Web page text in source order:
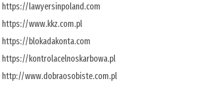
https://lawyersinpoland.com
https://www.kkz.com.pl
https://blokadakonta.com
https://kontrolacelnoskarbowa.pl
http://www.dobraosobiste.com.pl